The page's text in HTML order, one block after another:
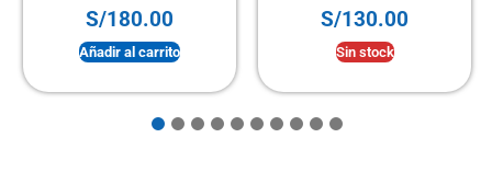
180.00
Añadir al carrito
130.00
Sin stock